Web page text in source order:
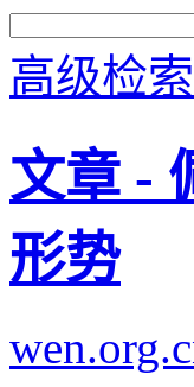
高级检索
文章 -
形势